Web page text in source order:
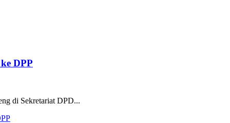
DPP
di Sekretariat DPD...